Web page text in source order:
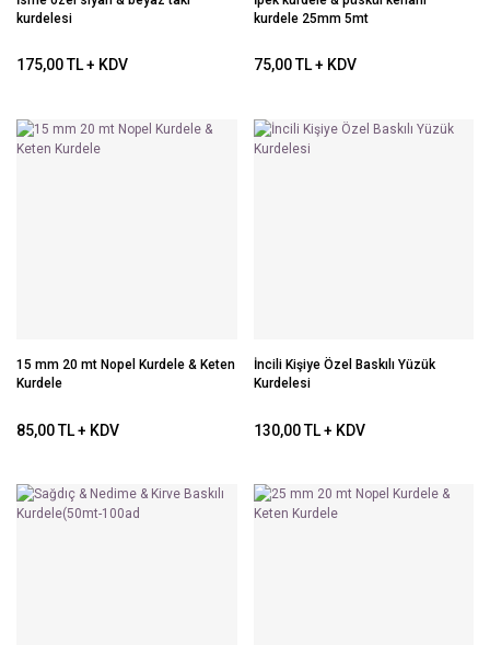
kurdelesi
175,00 TL + KDV
kurdele 25mm 5mt
75,00 TL + KDV
15 mm 20 mt Nopel Kurdele & Keten
Kurdele
85,00 TL + KDV
İncili Kişiye Özel Baskılı Yüzük
Kurdelesi
130,00 TL + KDV